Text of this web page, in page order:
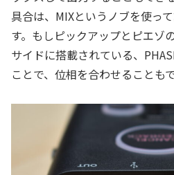
具合は、MIXというノブを使っ
す。もしピックアップとピエゾ
サイドに搭載されている、
ことで、位相を合わせることもで